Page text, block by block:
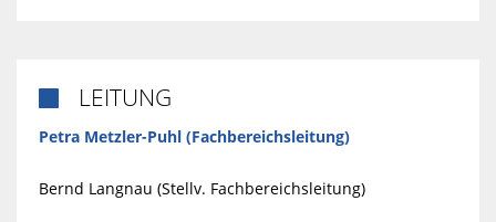
LEITUNG
Petra Metzler-Puhl (Fachbereichsleitung)
Bernd Langnau (Stellv. Fachbereichsleitung)